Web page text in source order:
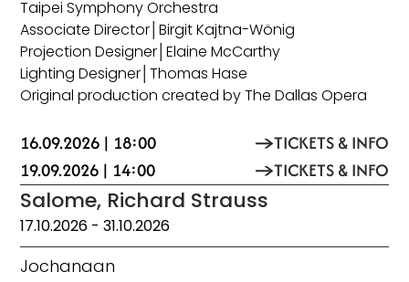
Taipei Symphony Orchestra
Associate Director│Birgit Kajtna-Wönig
Projection Designer│Elaine McCarthy
Lighting Designer│Thomas Hase
Original production created by The Dallas Opera
16.09.2026 | 18:00
TICKETS & INFO
19.09.2026 | 14:00
TICKETS & INFO
Salome, Richard Strauss
17.10.2026 - 31.10.2026
Jochanaan